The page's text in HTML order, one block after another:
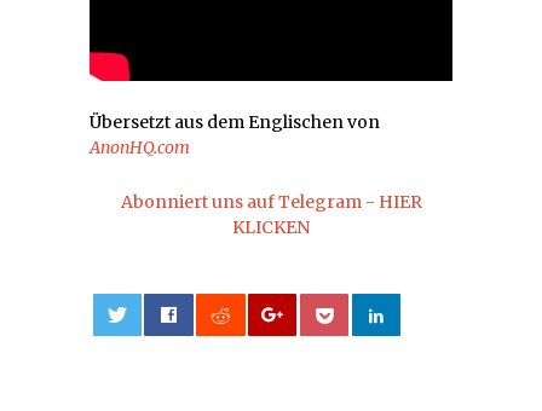
Übersetzt aus dem Englischen von
AnonHQ.com
Abonniert uns auf Telegram - HIER
KLICKEN